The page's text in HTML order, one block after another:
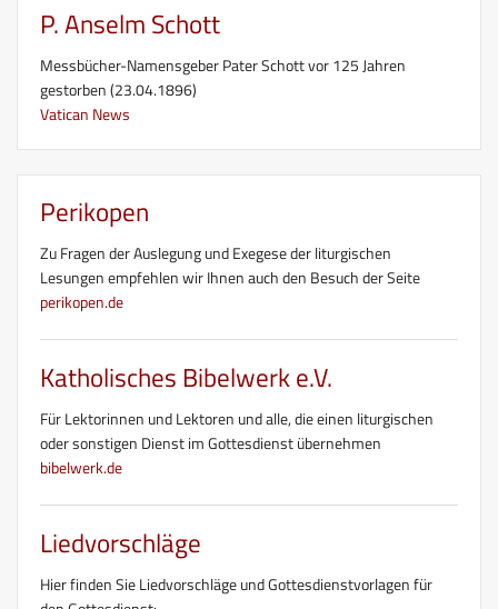
P. Anselm Schott
Messbücher-Namensgeber Pater Schott vor 125 Jahren
gestorben (23.04.1896)
Vatican News
Perikopen
Zu Fragen der Auslegung und Exegese der liturgischen
Lesungen empfehlen wir Ihnen auch den Besuch der Seite
perikopen.de
Katholisches Bibelwerk e.V.
Für Lektorinnen und Lektoren und alle, die einen liturgischen
oder sonstigen Dienst im Gottesdienst übernehmen
bibelwerk.de
Liedvorschläge
Hier finden Sie Liedvorschläge und Gottesdienstvorlagen für